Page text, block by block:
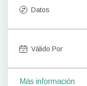
Datos
Válido Por
Más información